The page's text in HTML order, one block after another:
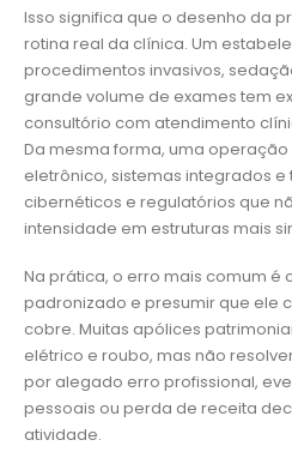
Isso significa que o desenho da
rotina real da clínica. Um
procedimentos invasivos,
grande volume de exames tem
consultório com atendimento
Da mesma forma, uma
eletrônico, sistemas integrados
cibernéticos e regulatórios que
intensidade em estruturas mais
Na prática, o erro mais comum é
padronizado e presumir que ele
cobre. Muitas apólices
elétrico e roubo, mas não
por alegado erro profissional,
pessoais ou perda de receita
atividade.